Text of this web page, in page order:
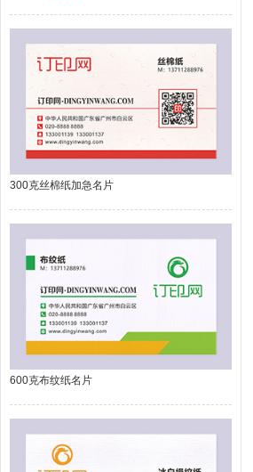
300克丝棉纸加急名片
600克布纹纸名片